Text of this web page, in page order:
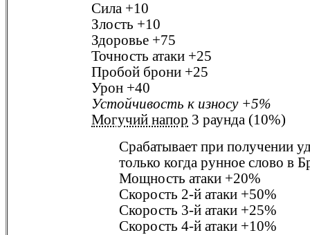
Сила +10
Злость +10
Здоровье +75
Точность атаки +25
Пробой брони +25
Урон +40
Устойчивость к износу +5%
Могучий напор 3 раунда (10%)
Срабатывает при получении
только когда рунное слово в
Мощность атаки +20%
Скорость 2-й атаки +50%
Скорость 3-й атаки +25%
Скорость 4-й атаки +10%